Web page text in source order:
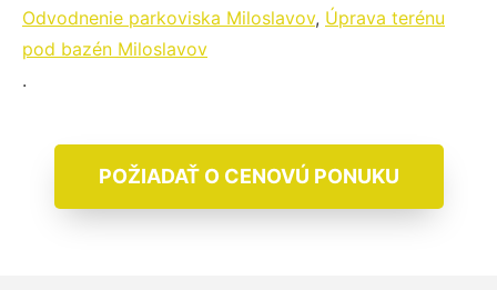
Odvodnenie parkoviska Miloslavov, Úprava terénu
pod bazén Miloslavov
.
POŽIADAŤ O CENOVÚ PONUKU